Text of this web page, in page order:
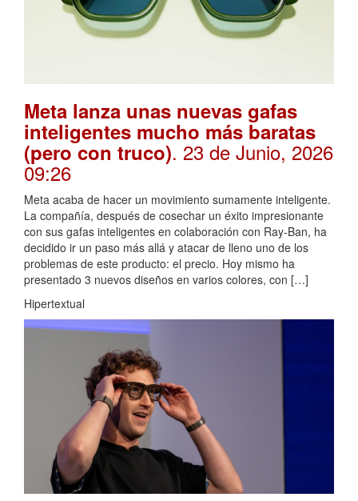
Meta lanza unas nuevas gafas
inteligentes mucho más baratas
(pero con truco). 23 de Junio, 2026
09:26
Meta acaba de hacer un movimiento sumamente inteligente.
La compañía, después de cosechar un éxito impresionante
con sus gafas inteligentes en colaboración con Ray-Ban, ha
decidido ir un paso más allá y atacar de lleno uno de los
problemas de este producto: el precio. Hoy mismo ha
presentado 3 nuevos diseños en varios colores, con […]
Hipertextual